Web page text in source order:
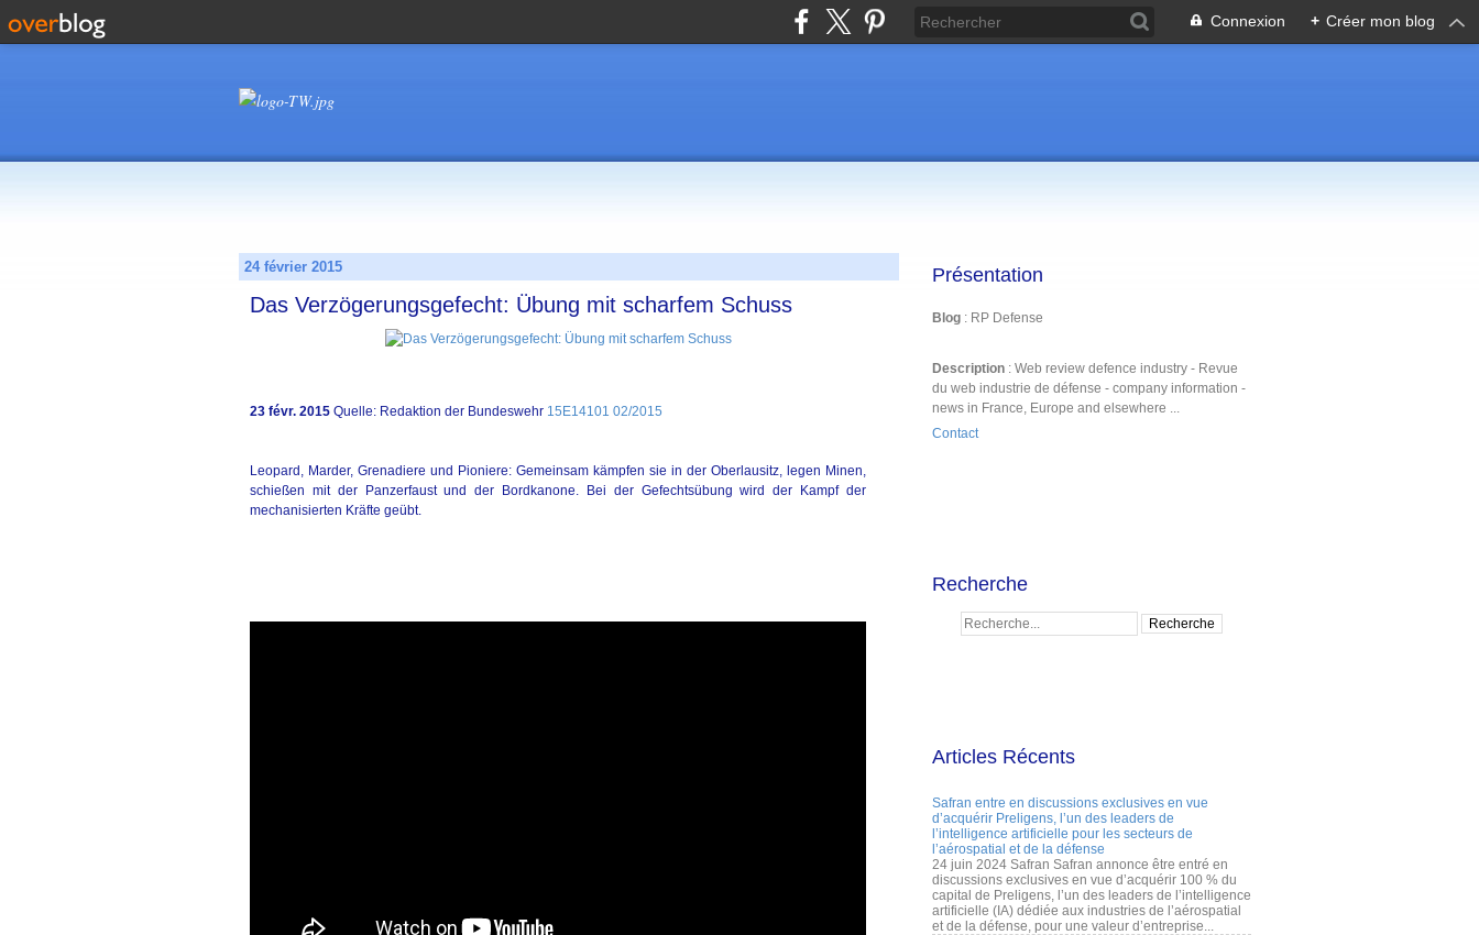
Connexion + Créer mon blog
24 février 2015
Das Verzögerungsgefecht: Übung mit scharfem Schuss
23 févr. 2015 Quelle: Redaktion der Bundeswehr 15E14101 02/2015
Leopard, Marder, Grenadiere und Pioniere: Gemeinsam kämpfen sie in der Oberlausitz, legen Minen,
schießen mit der Panzerfaust und der Bordkanone. Bei der Gefechtsübung wird der Kampf der
mechanisierten Kräfte geübt.
Présentation
Blog : RP Defense
Description : Web review defence industry - Revue
du web industrie de défense - company information -
news in France, Europe and elsewhere ...
Contact
Recherche
Articles Récents
Safran entre en discussions exclusives en vue
d’acquérir Preligens, l’un des leaders de
l’intelligence artificielle pour les secteurs de
l’aérospatial et de la défense
24 juin 2024 Safran Safran annonce être entré en
discussions exclusives en vue d’acquérir 100 % du
capital de Preligens, l’un des leaders de l’intelligence
artificielle (IA) dédiée aux industries de l’aérospatial
et de la défense, pour une valeur d’entreprise...